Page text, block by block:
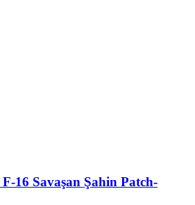
F-16 Savaşan Şahin Patch-